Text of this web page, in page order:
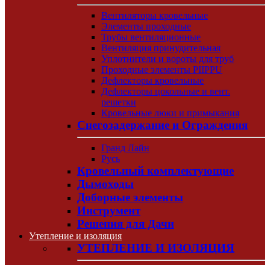
Вентиляторы кровельные
Элементы проходные
Трубы вентиляционные
Вентиляция принудительная
Уплотнители и вороты для труб
Проходные элементы PIIPPU
Дефлекторы кровельные
Дефлекторы цокольные и вент.
решетки
Кровельные люки и примыкания
Снегозадержание и Ограждения
Гранд Лайн
Русь
Кровельный комплектующие
Дымоходы
Доборные элементы
Инструмент
Решения для Дачи
Утепление и изоляция
УТЕПЛЕНИЕ И ИЗОЛЯЦИЯ